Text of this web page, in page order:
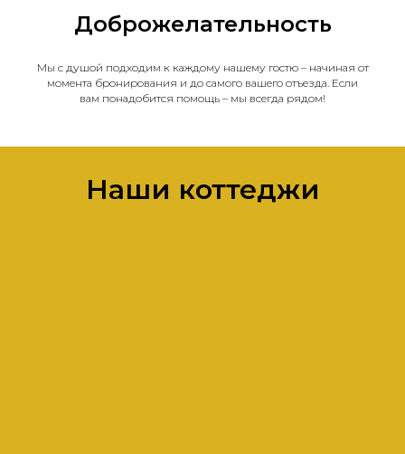
Доброжелательность
Мы с душой подходим к каждому нашему гостю – начиная от
момента бронирования и до самого вашего отъезда. Если
вам понадобится помощь – мы всегда рядом!
Наши коттеджи